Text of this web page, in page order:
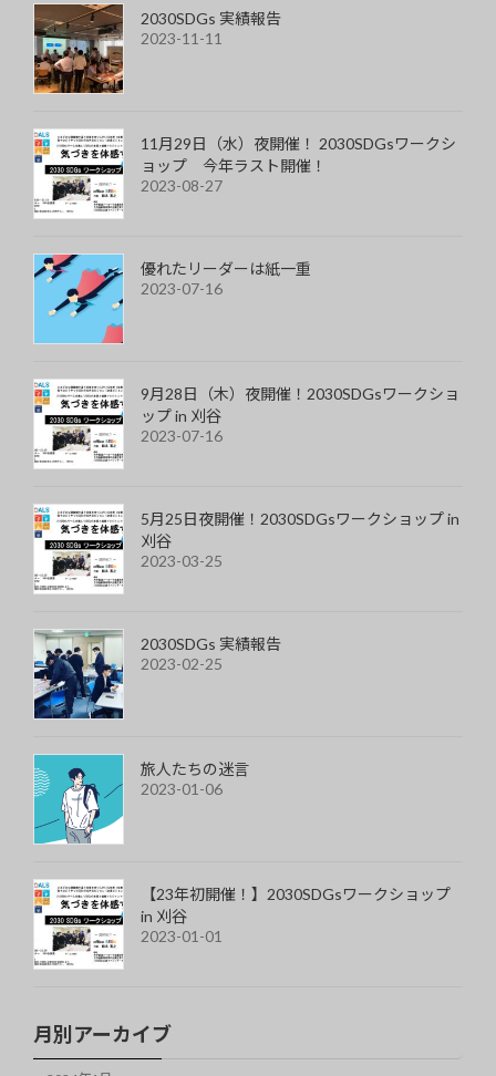
2030SDGs 実績報告
2023-11-11
11月29日（水）夜開催！ 2030SDGsワークシ
ョップ 今年ラスト開催！
2023-08-27
優れたリーダーは紙一重
2023-07-16
9月28日（木）夜開催！2030SDGsワークショ
ップ in 刈谷
2023-07-16
5月25日夜開催！2030SDGsワークショップ in
刈谷
2023-03-25
2030SDGs 実績報告
2023-02-25
旅人たちの迷言
2023-01-06
【23年初開催！】2030SDGsワークショップ
in 刈谷
2023-01-01
月別アーカイブ